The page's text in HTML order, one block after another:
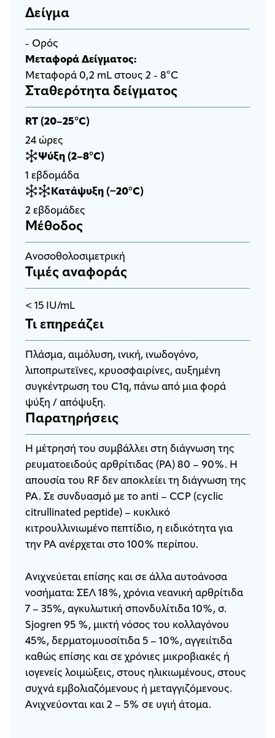
Δείγμα
- Ορός
Μεταφορά Δείγματος:
Μεταφορά 0,2 mL στους 2 - 8°C
Σταθερότητα δείγματος
RT (20–25°C)
24 ώρες
Ψύξη (2–8°C)
1 εβδομάδα
Κατάψυξη (−20°C)
2 εβδομάδες
Μέθοδος
Ανοσοθολοσιμετρική
Τιμές αναφοράς
< 15 IU/mL
Τι επηρεάζει
Πλάσμα, αιμόλυση, ινική, ινωδογόνο,
λιποπρωτεϊνες, κρυοσφαιρίνες, αυξημένη
συγκέντρωση του C1q, πάνω από μια φορά
ψύξη / απόψυξη.
Παρατηρήσεις
H μέτρησή του συμβάλλει στη διάγνωση της
ρευματοειδούς αρθρίτιδας (ΡΑ) 80 – 90%. Η
απουσία του RF δεν αποκλείει τη διάγνωση της
ΡΑ. Σε συνδυασμό με το anti – CCP (cyclic
citrullinated peptide) – κυκλικό
κιτρουλλινιωμένο πεπτίδιο, η ειδικότητα για
την ΡΑ ανέρχεται στο 100% περίπου.
Ανιχνεύεται επίσης και σε άλλα αυτοάνοσα
νοσήματα: ΣΕΛ 18%, χρόνια νεανική αρθρίτιδα
7 – 35%, αγκυλωτική σπονδυλίτιδα 10%, σ.
Sjοgren 95 %, μικτή νόσος του κολλαγόνου
45%, δερματομυοσίτιδα 5 – 10%, αγγειίτιδα
καθώς επίσης και σε χρόνιες μικροβιακές ή
ιογενείς λοιμώξεις, στους ηλικιωμένους, στους
συχνά εμβολιαζόμενους ή μεταγγιζόμενους.
Ανιχνεύονται και 2 – 5% σε υγιή άτομα.